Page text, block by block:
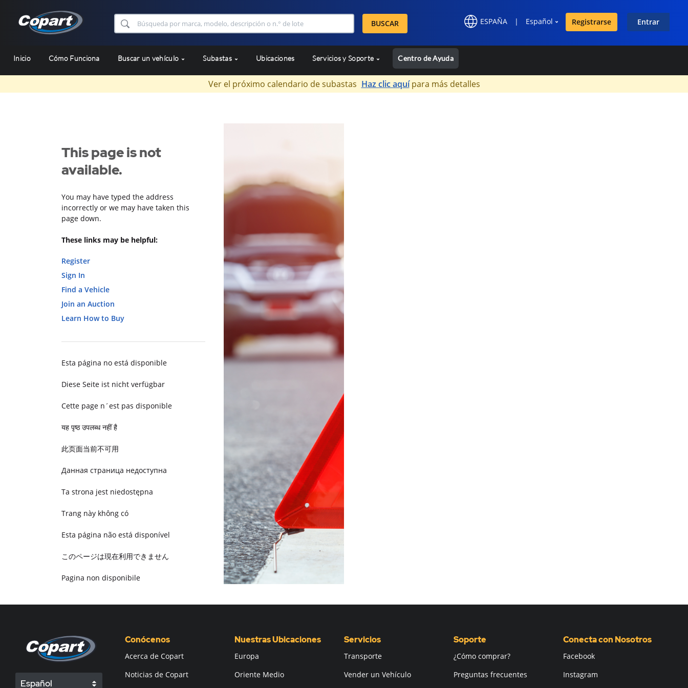
BUSCAR ESPAÑA | Español Registrarse Entrar
Inicio Cómo Funciona Buscar un vehículo Subastas Ubicaciones Servicios y Soporte Centro de Ayuda
Ver el próximo calendario de subastas Haz clic aquípara más detalles
This page is not
available.
You may have typed the address
incorrectly or we may have taken this
page down.
These links may be helpful:
Register
Sign In
Find a Vehicle
Join an Auction
Learn How to Buy
Esta página no está disponible
Diese Seite ist nicht verfügbar
Cette page n´est pas disponible
यह पृष्ठ उपलब्ध नहीं है
此页面当前不可用
Данная страница недоступна
Ta strona jest niedostępna
Trang này không có
Esta página não está disponível
このページは現在利用できません
Pagina non disponibile
Español
Conócenos
Acerca de Copart
Noticias de Copart
Nuestras Ubicaciones
Europa
Oriente Medio
Servicios
Transporte
Vender un Vehículo
Soporte
¿Cómo comprar?
Preguntas frecuentes
Conecta con Nosotros
Facebook
Instagram